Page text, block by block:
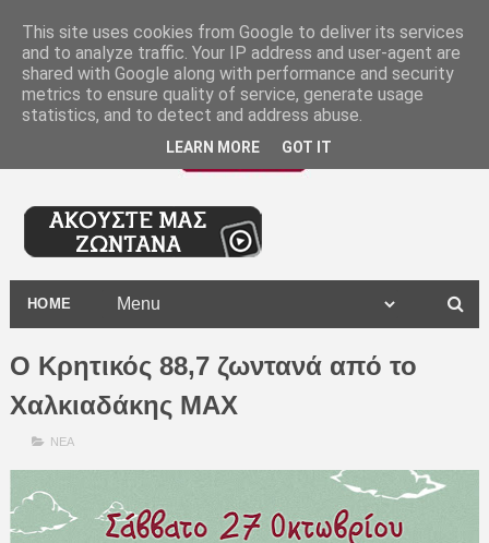
HOME
Ο Κρητικός 88,7 ζωντανά από το
Χαλκιαδάκης MAX
ΝΕΑ
This site uses cookies from Google to deliver its services
and to analyze traffic. Your IP address and user-agent are
shared with Google along with performance and security
metrics to ensure quality of service, generate usage
statistics, and to detect and address abuse.
LEARN MORE GOT IT